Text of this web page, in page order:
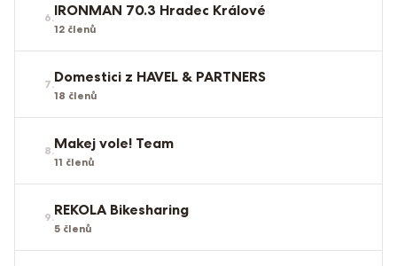
6.IRONMAN 70.3 Hradec Králové
12 členů
7.Domestici z HAVEL & PARTNERS
18 členů
8.Makej vole! Team
11 členů
9.REKOLA Bikesharing
5 členů